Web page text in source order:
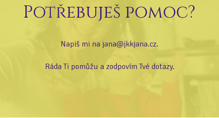
Potřebuješ pomoc?
Napiš mi na jana@jkkjana.cz.
Ráda Ti pomůžu a zodpovím Tvé dotazy.